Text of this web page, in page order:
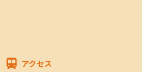
アクセス